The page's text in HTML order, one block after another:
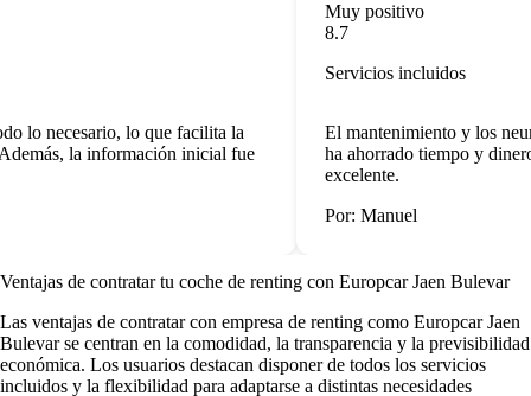
lo necesario, lo que facilita la
la información inicial fue
Muy positivo
8.7
Servicios incluidos
El mantenimiento y los
ha ahorrado tiempo y
excelente.
Por: Manuel
Ventajas de contratar tu coche de renting con Europcar Jaen Bulevar
Las ventajas de contratar con empresa de renting como Europcar Jaen
Bulevar se centran en la comodidad, la transparencia y la previsibilidad
económica. Los usuarios destacan disponer de todos los servicios
incluidos y la flexibilidad para adaptarse a distintas necesidades